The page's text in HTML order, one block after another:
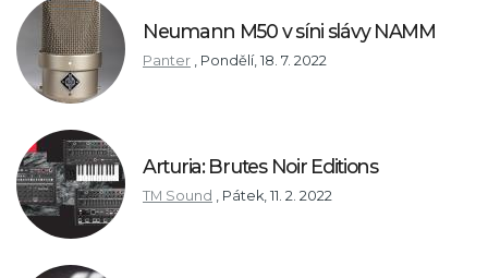
Neumann M50 v síni slávy NAMM
Panter , Pondělí, 18. 7. 2022
Arturia: Brutes Noir Editions
TM Sound , Pátek, 11. 2. 2022